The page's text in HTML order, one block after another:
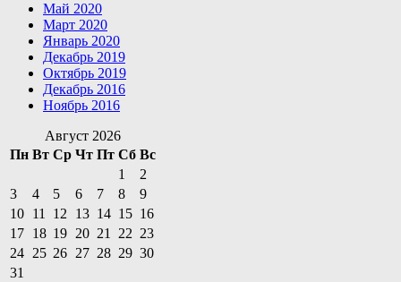
Май 2020
Март 2020
Январь 2020
Декабрь 2019
Октябрь 2019
Декабрь 2016
Ноябрь 2016
Август 2026
Пн Вт Ср Чт Пт Сб Вс
1
2
3
4 5 6 7 8
9
10 11 12 13 14 15 16
17 18 19 20 21 22 23
24 25 26 27 28 29 30
31